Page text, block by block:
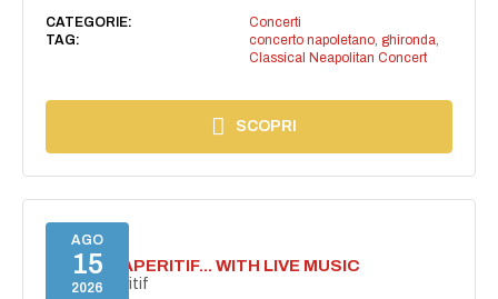
CATEGORIE:
Concerti
TAG:
concerto napoletano, ghironda
Classical Neapolitan Concert
SCOPRI
AGO
15
2026
SECRET APERITIF... WITH LIVE MUSIC
Secret aperitif